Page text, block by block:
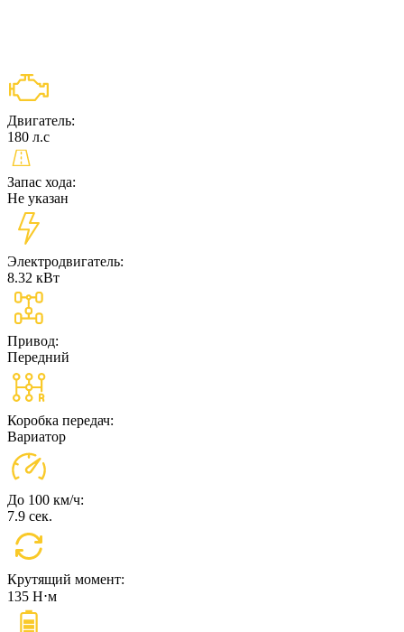
Двигатель:
180 л.c
Запас хода:
Не указан
Электродвигатель:
8.32 кВт
Привод:
Передний
Коробка передач:
Вариатор
До 100 км/ч:
7.9 сек.
Крутящий момент:
135 Н⋅м